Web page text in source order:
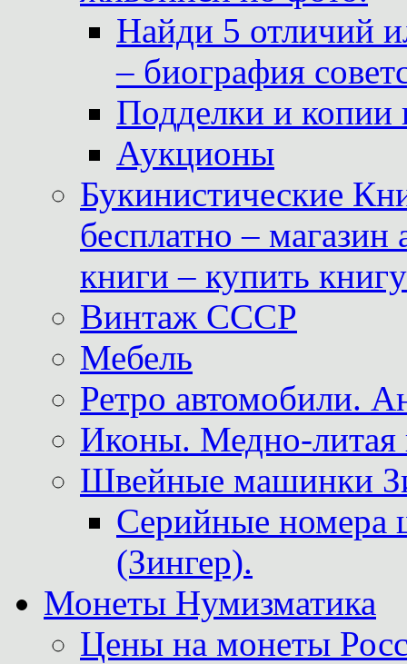
Найди 5 отличий
– биография
Подделки и копии
Аукционы
Букинистические
бесплатно –
книги – купить
Винтаж СССР
Мебель
Ретро автомобили.
Иконы. Медно-литая
Швейные машинки
Серийные
(Зингер).
Монеты Нумизматика
Цены на монеты